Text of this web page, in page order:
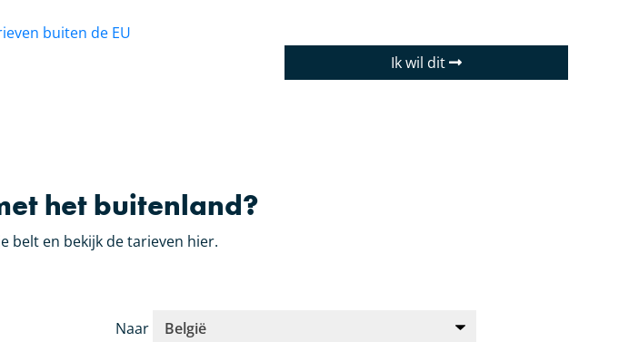
buiten de EU
Ik wil dit
het buitenland?
belt en bekijk de tarieven hier.
Naar